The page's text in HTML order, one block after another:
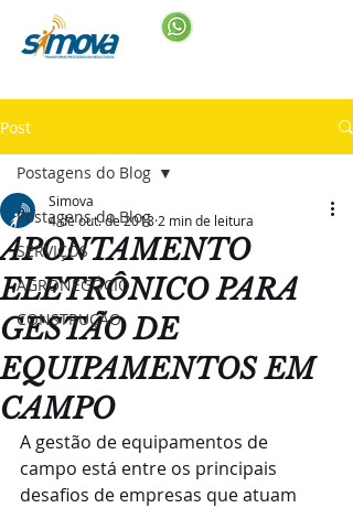
Post
Postagens do Blog
SERVIÇOS
AGRONEGÓCIO
CONSTRUÇÃO
Postagens do Blog
APONTAMENTO
ELETRÔNICO PARA
GESTÃO DE
EQUIPAMENTOS EM
CAMPO
Simova
4 de out. de 2018 2 min de leitura
A gestão de equipamentos de
campo está entre os principais
desafios de empresas que atuam